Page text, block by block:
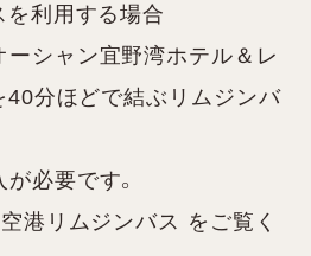
利用する場合
シャン宜野湾ホテル＆レ
40分ほどで結ぶリムジンバ
必要です。
港リムジンバス をご覧く